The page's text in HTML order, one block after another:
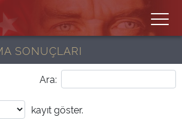
SONUÇLARI
Ara:
kayıt göster.